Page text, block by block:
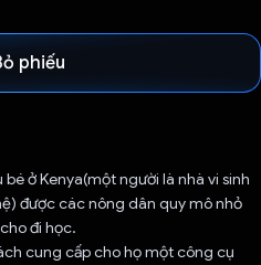
phiếu
ở Kenya(một người là nhà vi sinh
được các nông dân quy mô nhỏ
đi học.
cung cấp cho họ một công cụ